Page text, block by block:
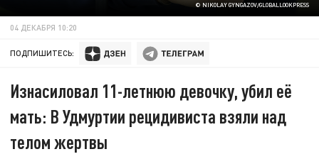
© NIKOLAY GYNGAZOV/GLOBALLOOKPRESS
04 ДЕКАБРЯ 10:20
ПОДПИШИТЕСЬ:
Изнасиловал 11-летнюю девочку, убил её
мать: В Удмуртии рецидивиста взяли над
телом жертвы